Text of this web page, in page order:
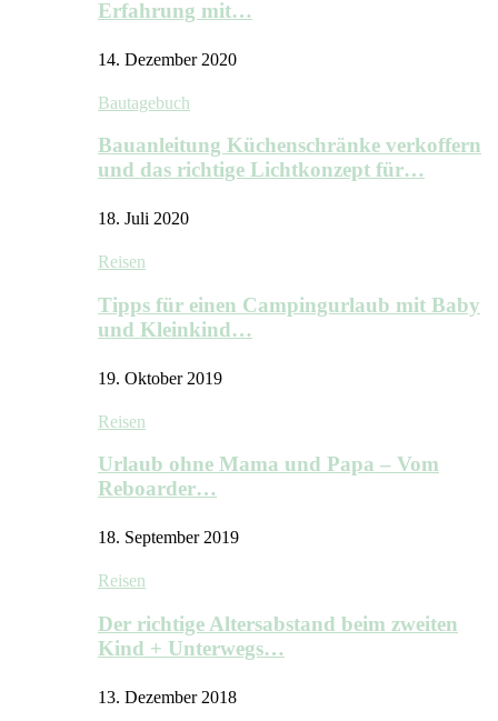
Erfahrung mit…
14. Dezember 2020
Bautagebuch
Bauanleitung Küchenschränke verkoffern
und das richtige Lichtkonzept für…
18. Juli 2020
Reisen
Tipps für einen Campingurlaub mit Baby
und Kleinkind…
19. Oktober 2019
Reisen
Urlaub ohne Mama und Papa – Vom
Reboarder…
18. September 2019
Reisen
Der richtige Altersabstand beim zweiten
Kind + Unterwegs…
13. Dezember 2018